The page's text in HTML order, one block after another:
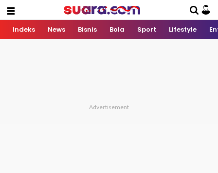
Indeks News Bisnis Bola Sport Lifestyle